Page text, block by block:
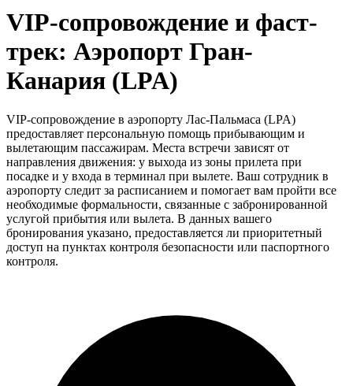
VIP-сопровождение и фаст-
трек: Аэропорт Гран-
Канария (LPA)
VIP-сопровождение в аэропорту Лас-Пальмаса (LPA)
предоставляет персональную помощь прибывающим и
вылетающим пассажирам. Места встречи зависят от
направления движения: у выхода из зоны прилета при
посадке и у входа в терминал при вылете. Ваш сотрудник в
аэропорту следит за расписанием и помогает вам пройти все
необходимые формальности, связанные с забронированной
услугой прибытия или вылета. В данных вашего
бронирования указано, предоставляется ли приоритетный
доступ на пунктах контроля безопасности или паспортного
контроля.